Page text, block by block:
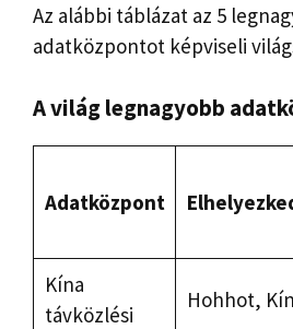
Az alábbi táblázat az 5
adatközpontot képviseli
A világ legnagyobb
Adatközpont
Kína
távközlési
Hohhot,